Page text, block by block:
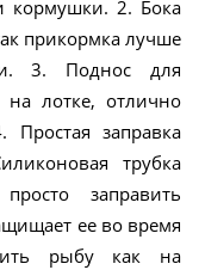
кормушки. 2. Бока
прикормка лучше
3. Поднос для
лотке, отлично
заправка
трубка
заправить
ее во время
рыбу как на